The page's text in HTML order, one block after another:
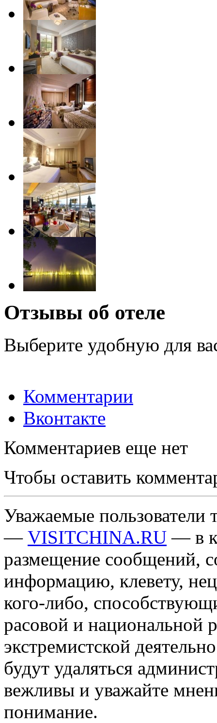
Отзывы об отеле
Выберите удобную для
Комментарии
Вконтакте
Комментариев еще нет
Чтобы оставить
Уважаемые пользователи
— VISITCHINA.RU — в
размещение сообщений,
информацию, клевету,
кого-либо,
расовой и национальной
экстремистской
будут удаляться
вежливы и уважайте
понимание.